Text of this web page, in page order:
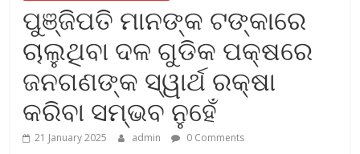
ପୁଞ୍ଜିପତି ମାନଙ୍କ ଟଙ୍କାରେ
ଚାଲୁଥିବା ଦଳ ଗୁଡିକ ପକ୍ଷରେ
ଜନଗଣଙ୍କ ସ୍ୱାର୍ଥ ରକ୍ଷା
କରିବା ସମ୍ଭବ ନୁହେଁ
21 January 2025 admin 0 Comments